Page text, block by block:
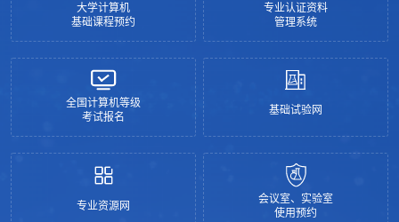
大学计算机
基础课程预约
专业认证资料
管理系统
全国计算机等级
考试报名
基础试验网
专业资源网
会议室、实验室
使用预约